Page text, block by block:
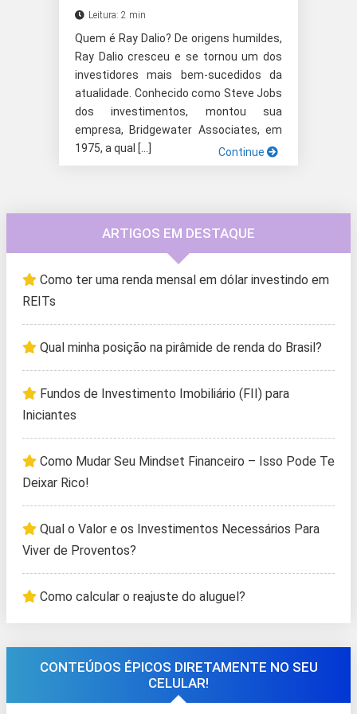
Leitura: 2 min
Quem é Ray Dalio? De origens humildes,
Ray Dalio cresceu e se tornou um dos
investidores mais bem-sucedidos da
atualidade. Conhecido como Steve Jobs
dos investimentos, montou sua
empresa, Bridgewater Associates, em
1975, a qual […]
Continue
ARTIGOS EM DESTAQUE
Como ter uma renda mensal em dólar investindo em
REITs
Qual minha posição na pirâmide de renda do Brasil?
Fundos de Investimento Imobiliário (FII) para
Iniciantes
Como Mudar Seu Mindset Financeiro – Isso Pode Te
Deixar Rico!
Qual o Valor e os Investimentos Necessários Para
Viver de Proventos?
Como calcular o reajuste do aluguel?
CONTEÚDOS ÉPICOS DIRETAMENTE NO SEU
CELULAR!